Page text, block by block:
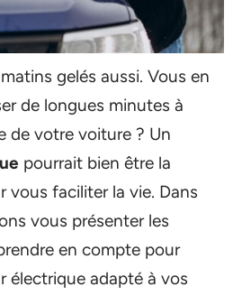
gelés aussi. Vous en
de longues minutes à
de votre voiture ? Un
pourrait bien être la
vous faciliter la vie. Dans
vous présenter les
en compte pour
électrique adapté à vos